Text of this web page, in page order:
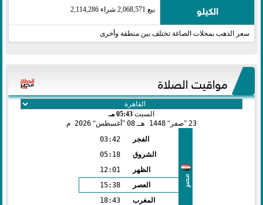
الكيلو بيع 2,068,571 شراء 2,114,286
سعر الذهب بمحلات الصاغة تختلف بين منطقة وأخرى
مواقيت الصلاة
السبت 05:43 مـ
23 صفر 1448 هـ 08 أغسطس 2026 م
مصر
الفجر
03:42
الشروق
05:18
الظهر
12:01
العصر
15:38
المغرب
18:43